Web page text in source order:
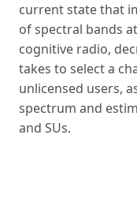
current state that
of spectral bands
cognitive radio,
takes to select a
unlicensed users,
spectrum and
and SUs.